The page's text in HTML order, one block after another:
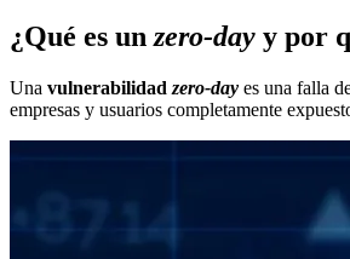
¿Qué es un zero-day y por
Una vulnerabilidad zero-day es una falla
empresas y usuarios completamente